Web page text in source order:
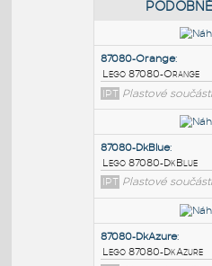
87080-Orange:
Lego 87080-
IPT Plastové